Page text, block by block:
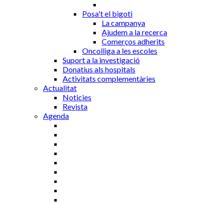
Posa't el bigoti
La campanya
Ajudem a la recerca
Comerços adherits
Oncolliga a les escoles
Suport a la investigació
Donatius als hospitals
Activitats complementàries
Actualitat
Noticies
Revista
Agenda